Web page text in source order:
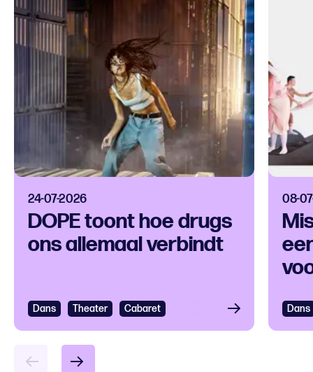
24-07-2026
DOPE toont hoe drugs
ons allemaal verbindt
Dans Theater Cabaret
08-
Dans
Bekijken